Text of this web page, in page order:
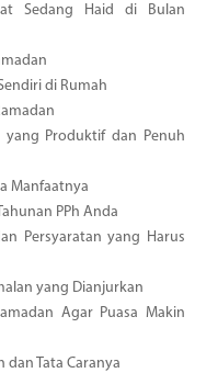
Sedang Haid di Bulan
di Rumah
Produktif dan Penuh
Manfaatnya
PPh Anda
Persyaratan yang Harus
yang Dianjurkan
Agar Puasa Makin
dan Tata Caranya